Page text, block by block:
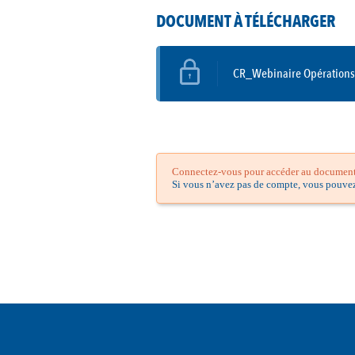
DOCUMENT À TÉLÉCHARGER
CR_Webinaire
Connectez-vous pour accéder au
Si vous n’avez pas de compte, vous